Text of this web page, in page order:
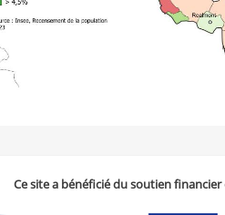
Ce site a bénéficié du soutien